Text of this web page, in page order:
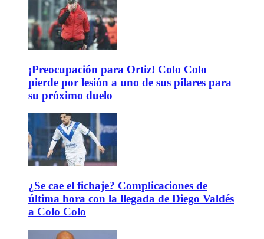
¡Preocupación para Ortiz! Colo Colo
pierde por lesión a uno de sus pilares para
su próximo duelo
¿Se cae el fichaje? Complicaciones de
última hora con la llegada de Diego Valdés
a Colo Colo